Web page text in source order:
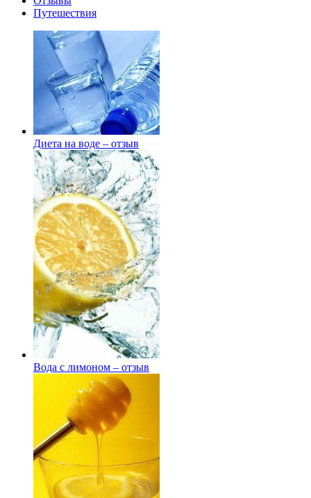
Путешествия
Диета на воде – отзыв
Вода с лимоном – отзыв